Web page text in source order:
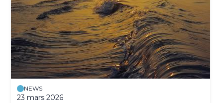
NEWS
23 mars 2026